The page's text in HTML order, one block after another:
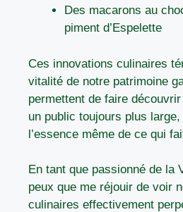
Des macarons au
piment d’Espelette
Ces innovations culinaires
vitalité de notre patrimoine
permettent de faire
un public toujours plus
l’essence même de ce qui
En tant que passionné de la
peux que me réjouir de voir
culinaires effectivement